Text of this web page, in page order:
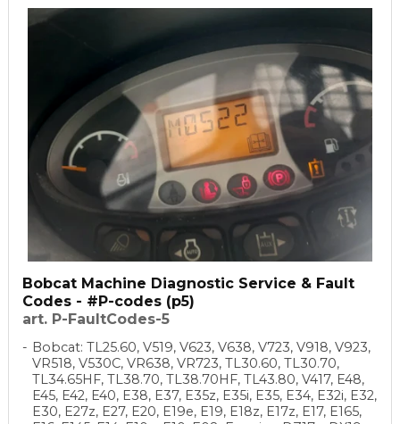
Bobcat Machine Diagnostic Service & Fault
Codes - #P-codes (p5)
art. P-FaultCodes-5
Bobcat: TL25.60, V519, V623, V638, V723, V918, V923,
VR518, V530C, VR638, VR723, TL30.60, TL30.70,
TL34.65HF, TL38.70, TL38.70HF, TL43.80, V417, E48,
E45, E42, E40, E38, E37, E35z, E35i, E35, E34, E32i, E32,
E30, E27z, E27, E20, E19e, E19, E18z, E17z, E17, E165,